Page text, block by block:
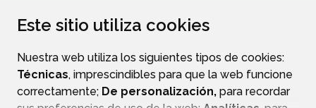
Este sitio utiliza cookies
Nuestra web utiliza los siguientes tipos de cookies:
Técnicas, imprescindibles para que la web funcione
correctamente; De personalización, para recordar